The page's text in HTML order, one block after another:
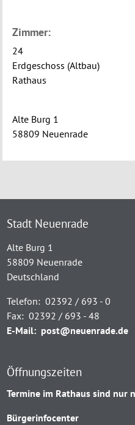
Zimmer:
24
Erdgeschoss (Altbau)
Rathaus
Alte Burg 1
58809 Neuenrade
Stadt Neuenrade
Alte Burg 1
58809 Neuenrade
Deutschland
Telefon: 02392 / 693 - 0
Fax: 02392 / 693 - 48
E-Mail: post@neuenrade.de
Öffnungszeiten
Termine im Rathaus sind nur
Bürgerinfocenter